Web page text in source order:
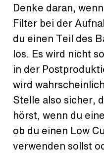
Denke daran,
Filter bei der
du einen Teil des
los. Es wird nicht
in der
wird
Stelle also sicher,
hörst, wenn du
ob du einen Low
verwenden sollst